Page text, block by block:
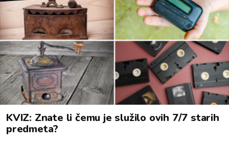
KVIZ: Znate li čemu je služilo ovih 7/7 starih
predmeta?